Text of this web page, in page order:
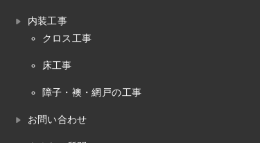
内装工事
クロス工事
床工事
障子・襖・網戸の工事
お問い合わせ